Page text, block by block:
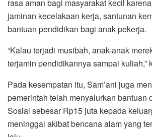
rasa aman bagi masyarakat kecil
jaminan kecelakaan kerja, santunan
bantuan pendidikan bagi anak pekerja.
“Kalau terjadi musibah, anak-anak
terjamin pendidikannya sampai kuliah,”
Pada kesempatan itu, Sam’ani juga
pemerintah telah menyalurkan bantuan
Sosial sebesar Rp15 juta kepada
meninggal akibat bencana alam yang